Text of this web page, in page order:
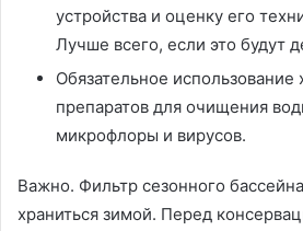
устройства и оценку его
Лучше всего, если это будут
Обязательное использование
препаратов для очищения
микрофлоры и вирусов.
Важно. Фильтр сезонного
храниться зимой. Перед